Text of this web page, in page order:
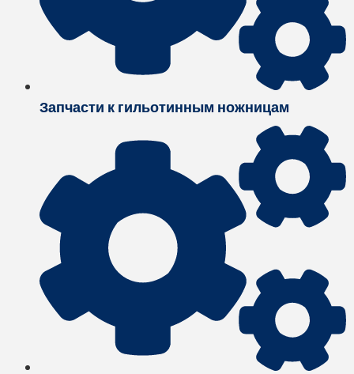
Запчасти к гильотинным ножницам